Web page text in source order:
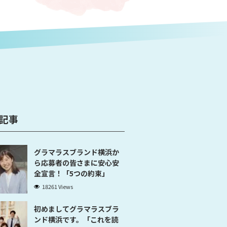
事
グラマラスブランド横浜か
ら応募者の皆さまに安心安
全宣言！「5つの約束」
18261 Views
初めましてグラマラスブラ
ンド横浜です。「これを読